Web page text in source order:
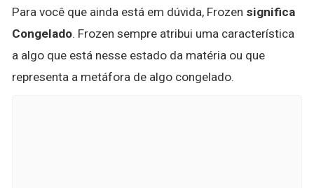
Para você que ainda está em dúvida, Frozen significa
Congelado. Frozen sempre atribui uma característica
a algo que está nesse estado da matéria ou que
representa a metáfora de algo congelado.